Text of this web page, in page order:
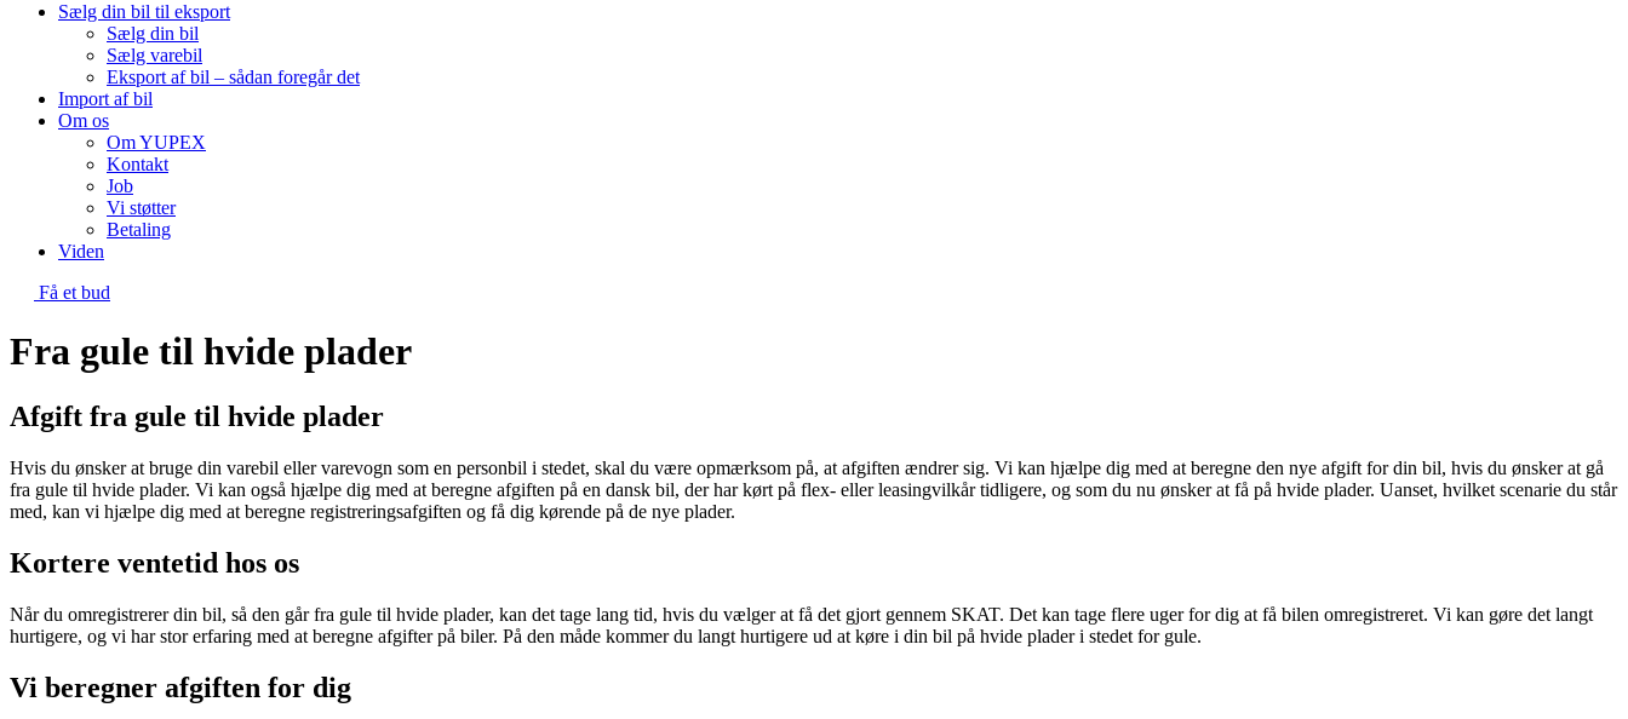
Sælg din bil til eksport
Sælg din bil
Sælg varebil
Eksport af bil – sådan foregår det
Import af bil
Om os
Om YUPEX
Kontakt
Job
Vi støtter
Betaling
Viden
Få et bud
Fra gule til hvide plader
Afgift fra gule til hvide plader
Hvis du ønsker at bruge din varebil eller varevogn som en personbil i stedet, skal du være opmærksom på, at afgiften ændrer sig. Vi kan hjælpe dig med at beregne den nye afgift for din bil, hvis du ønsker at gå
fra gule til hvide plader. Vi kan også hjælpe dig med at beregne afgiften på en dansk bil, der har kørt på flex- eller leasingvilkår tidligere, og som du nu ønsker at få på hvide plader. Uanset, hvilket scenarie du står
med, kan vi hjælpe dig med at beregne registreringsafgiften og få dig kørende på de nye plader.
Kortere ventetid hos os
Når du omregistrerer din bil, så den går fra gule til hvide plader, kan det tage lang tid, hvis du vælger at få det gjort gennem SKAT. Det kan tage flere uger for dig at få bilen omregistreret. Vi kan gøre det langt
hurtigere, og vi har stor erfaring med at beregne afgifter på biler. På den måde kommer du langt hurtigere ud at køre i din bil på hvide plader i stedet for gule.
Vi beregner afgiften for dig